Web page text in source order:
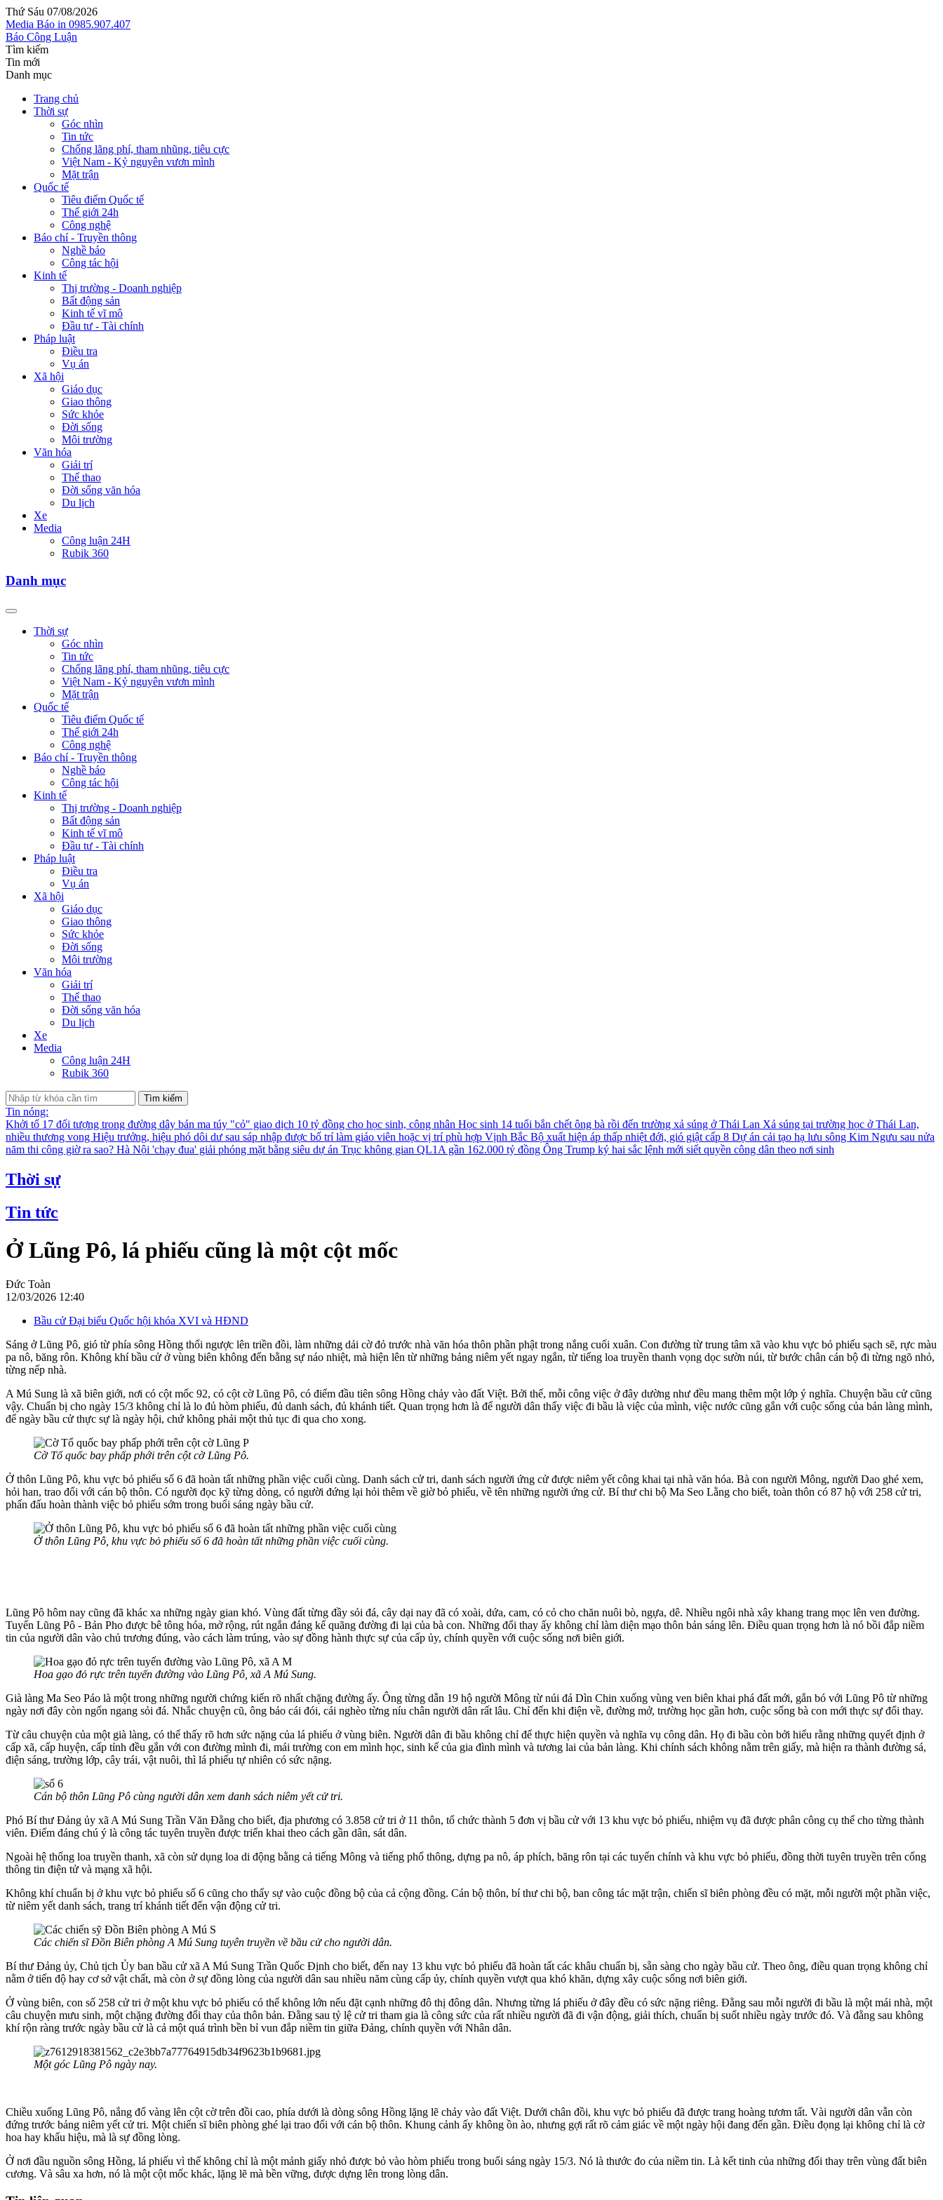
Thứ Sáu 07/08/2026
Media Báo in 0985.907.407
Báo Công Luận
Tìm kiếm
Tin mới
Danh mục
Trang chủ
Thời sự
Góc nhìn
Tin tức
Chống lãng phí, tham nhũng, tiêu cực
Việt Nam - Kỷ nguyên vươn mình
Mặt trận
Quốc tế
Tiêu điểm Quốc tế
Thế giới 24h
Công nghệ
Báo chí - Truyền thông
Nghề báo
Công tác hội
Kinh tế
Thị trường - Doanh nghiệp
Bất động sản
Kinh tế vĩ mô
Đầu tư - Tài chính
Pháp luật
Điều tra
Vụ án
Xã hội
Giáo dục
Giao thông
Sức khỏe
Đời sống
Môi trường
Văn hóa
Giải trí
Thể thao
Đời sống văn hóa
Du lịch
Xe
Media
Công luận 24H
Rubik 360
Danh mục
Thời sự
Góc nhìn
Tin tức
Chống lãng phí, tham nhũng, tiêu cực
Việt Nam - Kỷ nguyên vươn mình
Mặt trận
Quốc tế
Tiêu điểm Quốc tế
Thế giới 24h
Công nghệ
Báo chí - Truyền thông
Nghề báo
Công tác hội
Kinh tế
Thị trường - Doanh nghiệp
Bất động sản
Kinh tế vĩ mô
Đầu tư - Tài chính
Pháp luật
Điều tra
Vụ án
Xã hội
Giáo dục
Giao thông
Sức khỏe
Đời sống
Môi trường
Văn hóa
Giải trí
Thể thao
Đời sống văn hóa
Du lịch
Xe
Media
Công luận 24H
Rubik 360
Tìm kiếm
Tin nóng:
Khởi tố 17 đối tượng trong đường dây bán ma túy "cỏ" giao dịch 10 tỷ đồng cho học sinh, công nhân Học sinh 14 tuổi bắn chết ông bà rồi đến trường xả súng ở Thái Lan Xả súng tại trường học ở Thái Lan,
nhiều thương vong Hiệu trưởng, hiệu phó dôi dư sau sáp nhập được bố trí làm giáo viên hoặc vị trí phù hợp Vịnh Bắc Bộ xuất hiện áp thấp nhiệt đới, gió giật cấp 8 Dự án cải tạo hạ lưu sông Kim Ngưu sau nửa
năm thi công giờ ra sao? Hà Nội 'chạy đua' giải phóng mặt bằng siêu dự án Trục không gian QL1A gần 162.000 tỷ đồng Ông Trump ký hai sắc lệnh mới siết quyền công dân theo nơi sinh
Thời sự
Tin tức
Ở Lũng Pô, lá phiếu cũng là một cột mốc
Đức Toàn
12/03/2026 12:40
Bầu cử Đại biểu Quốc hội khóa XVI và HĐND
Sáng ở Lũng Pô, gió từ phía sông Hồng thổi ngược lên triền đồi, làm những dải cờ đỏ trước nhà văn hóa thôn phần phật trong nắng cuối xuân. Con đường từ trung tâm xã vào khu vực bỏ phiếu sạch sẽ, rực màu
pa nô, băng rôn. Không khí bầu cử ở vùng biên không đến bằng sự náo nhiệt, mà hiện lên từ những bảng niêm yết ngay ngắn, từ tiếng loa truyền thanh vọng dọc sườn núi, từ bước chân cán bộ đi từng ngõ nhỏ,
từng nếp nhà.
A Mú Sung là xã biên giới, nơi có cột mốc 92, có cột cờ Lũng Pô, có điểm đầu tiên sông Hồng chảy vào đất Việt. Bởi thế, mỗi công việc ở đây dường như đều mang thêm một lớp ý nghĩa. Chuyện bầu cử cũng
vậy. Chuẩn bị cho ngày 15/3 không chỉ là lo đủ hòm phiếu, đủ danh sách, đủ khánh tiết. Quan trọng hơn là để người dân thấy việc đi bầu là việc của mình, việc nước cũng gắn với cuộc sống của bản làng mình,
để ngày bầu cử thực sự là ngày hội, chứ không phải một thủ tục đi qua cho xong.
Cờ Tổ quốc bay phấp phới trên cột cờ Lũng Pô.
Ở thôn Lũng Pô, khu vực bỏ phiếu số 6 đã hoàn tất những phần việc cuối cùng. Danh sách cử tri, danh sách người ứng cử được niêm yết công khai tại nhà văn hóa. Bà con người Mông, người Dao ghé xem,
hỏi han, trao đổi với cán bộ thôn. Có người đọc kỹ từng dòng, có người đứng lại hỏi thêm về giờ bỏ phiếu, về tên những người ứng cử. Bí thư chi bộ Ma Seo Lằng cho biết, toàn thôn có 87 hộ với 258 cử tri,
phấn đấu hoàn thành việc bỏ phiếu sớm trong buổi sáng ngày bầu cử.
Ở thôn Lũng Pô, khu vực bỏ phiếu số 6 đã hoàn tất những phần việc cuối cùng.
Lũng Pô hôm nay cũng đã khác xa những ngày gian khó. Vùng đất từng đầy sỏi đá, cây dại nay đã có xoài, dứa, cam, có cỏ cho chăn nuôi bò, ngựa, dê. Nhiều ngôi nhà xây khang trang mọc lên ven đường.
Tuyến Lũng Pô - Bản Pho được bê tông hóa, mở rộng, rút ngắn đáng kể quãng đường đi lại của bà con. Những đổi thay ấy không chỉ làm diện mạo thôn bản sáng lên. Điều quan trọng hơn là nó bồi đắp niềm
tin của người dân vào chủ trương đúng, vào cách làm trúng, vào sự đồng hành thực sự của cấp ủy, chính quyền với cuộc sống nơi biên giới.
Hoa gạo đỏ rực trên tuyến đường vào Lũng Pô, xã A Mú Sung.
Già làng Ma Seo Páo là một trong những người chứng kiến rõ nhất chặng đường ấy. Ông từng dẫn 19 hộ người Mông từ núi đá Dìn Chin xuống vùng ven biên khai phá đất mới, gắn bó với Lũng Pô từ những
ngày nơi đây còn ngổn ngang sỏi đá. Nhắc chuyện cũ, ông bảo cái đói, cái nghèo từng níu chân người dân rất lâu. Chỉ đến khi điện về, đường mở, trường học gần hơn, cuộc sống bà con mới thực sự đổi thay.
Từ câu chuyện của một già làng, có thể thấy rõ hơn sức nặng của lá phiếu ở vùng biên. Người dân đi bầu không chỉ để thực hiện quyền và nghĩa vụ công dân. Họ đi bầu còn bởi hiểu rằng những quyết định ở
cấp xã, cấp huyện, cấp tỉnh đều gắn với con đường mình đi, mái trường con em mình học, sinh kế của gia đình mình và tương lai của bản làng. Khi chính sách không nằm trên giấy, mà hiện ra thành đường sá,
điện sáng, trường lớp, cây trái, vật nuôi, thì lá phiếu tự nhiên có sức nặng.
Cán bộ thôn Lũng Pô cùng người dân xem danh sách niêm yết cử tri.
Phó Bí thư Đảng ủy xã A Mú Sung Trần Văn Đằng cho biết, địa phương có 3.858 cử tri ở 11 thôn, tổ chức thành 5 đơn vị bầu cử với 13 khu vực bỏ phiếu, nhiệm vụ đã được phân công cụ thể cho từng thành
viên. Điểm đáng chú ý là công tác tuyên truyền được triển khai theo cách gần dân, sát dân.
Ngoài hệ thống loa truyền thanh, xã còn sử dụng loa di động bằng cả tiếng Mông và tiếng phổ thông, dựng pa nô, áp phích, băng rôn tại các tuyến chính và khu vực bỏ phiếu, đồng thời tuyên truyền trên cổng
thông tin điện tử và mạng xã hội.
Không khí chuẩn bị ở khu vực bỏ phiếu số 6 cũng cho thấy sự vào cuộc đồng bộ của cả cộng đồng. Cán bộ thôn, bí thư chi bộ, ban công tác mặt trận, chiến sĩ biên phòng đều có mặt, mỗi người một phần việc,
từ niêm yết danh sách, trang trí khánh tiết đến vận động cử tri.
Các chiến sĩ Đồn Biên phòng A Mú Sung tuyên truyền về bầu cử cho người dân.
Bí thư Đảng ủy, Chủ tịch Ủy ban bầu cử xã A Mú Sung Trần Quốc Định cho biết, đến nay 13 khu vực bỏ phiếu đã hoàn tất các khâu chuẩn bị, sẵn sàng cho ngày bầu cử. Theo ông, điều quan trọng không chỉ
nằm ở tiến độ hay cơ sở vật chất, mà còn ở sự đồng lòng của người dân sau nhiều năm cùng cấp ủy, chính quyền vượt qua khó khăn, dựng xây cuộc sống nơi biên giới.
Ở vùng biên, con số 258 cử tri ở một khu vực bỏ phiếu có thể không lớn nếu đặt cạnh những đô thị đông dân. Nhưng từng lá phiếu ở đây đều có sức nặng riêng. Đằng sau mỗi người đi bầu là một mái nhà, một
câu chuyện mưu sinh, một chặng đường đổi thay của thôn bản. Đằng sau tỷ lệ cử tri tham gia là công sức của rất nhiều người đã đi vận động, giải thích, chuẩn bị suốt nhiều ngày trước đó. Và đằng sau không
khí rộn ràng trước ngày bầu cử là cả một quá trình bền bỉ vun đắp niềm tin giữa Đảng, chính quyền với Nhân dân.
Một góc Lũng Pô ngày nay.
Chiều xuống Lũng Pô, nắng đổ vàng lên cột cờ trên đồi cao, phía dưới là dòng sông Hồng lặng lẽ chảy vào đất Việt. Dưới chân đồi, khu vực bỏ phiếu đã được trang hoàng tươm tất. Vài người dân vẫn còn
đứng trước bảng niêm yết cử tri. Một chiến sĩ biên phòng ghé lại trao đổi với cán bộ thôn. Khung cảnh ấy không ồn ào, nhưng gợi rất rõ cảm giác về một ngày hội đang đến gần. Điều đọng lại không chỉ là cờ
hoa hay khẩu hiệu, mà là sự đồng lòng.
Ở nơi đầu nguồn sông Hồng, lá phiếu vì thế không chỉ là một mảnh giấy nhỏ được bỏ vào hòm phiếu trong buổi sáng ngày 15/3. Nó là thước đo của niềm tin. Là kết tinh của những đổi thay trên vùng đất biên
cương. Và sâu xa hơn, nó là một cột mốc khác, lặng lẽ mà bền vững, được dựng lên trong lòng dân.